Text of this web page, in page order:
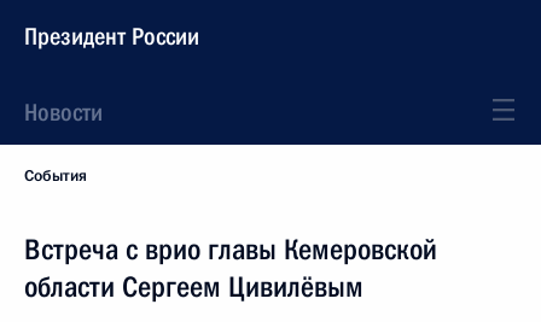
Президент России
Новости
События
Встреча с врио главы Кемеровской
области Сергеем Цивилёвым